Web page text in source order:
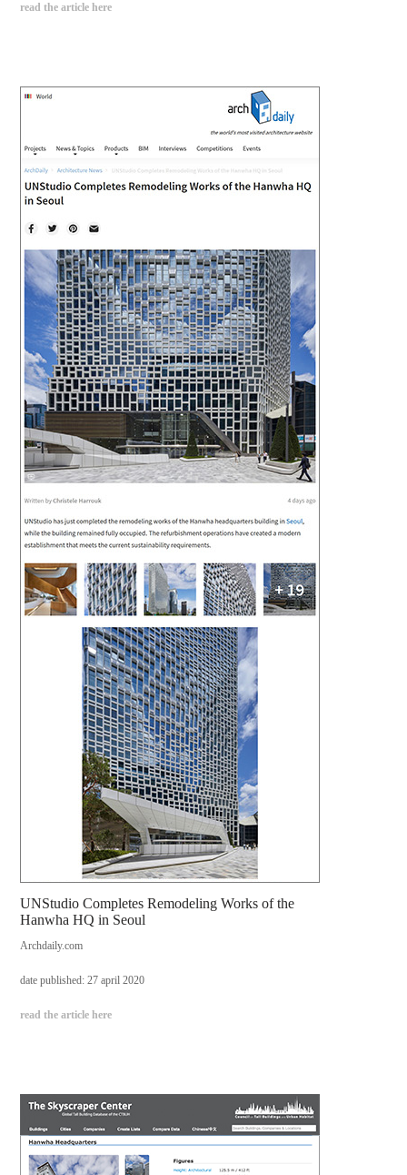
read the article here
UNStudio Completes Remodeling Works of the
Hanwha HQ in Seoul
Archdaily.com
date published: 27 april 2020
read the article here